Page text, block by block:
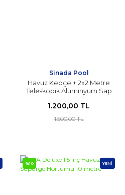
Sinada Pool
Havuz Kepçe + 2x2 Metre
Teleskopik Alüminyum Sap
1.200,00 TL
1.500,00 TL
%10 YENİ